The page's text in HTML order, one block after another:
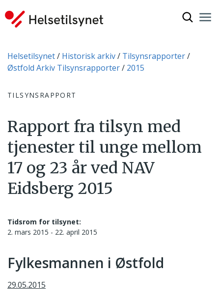
Du er her:
Helsetilsynet Historisk arkiv
Tilsynsrapporter
Østfold Arkiv Tilsynsrapporter
2015
TILSYNSRAPPORT
Rapport fra tilsyn med
tjenester til unge mellom
17 og 23 år ved NAV
Eidsberg 2015
Tidsrom for tilsynet:
2. mars 2015 - 22. april 2015
Fylkesmannen i Østfold
29.05.2015